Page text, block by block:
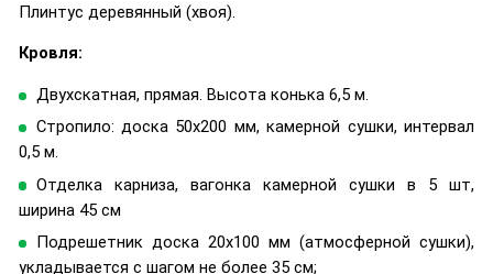
Плинтус деревянный (хвоя).
Кровля:
Двухскатная, прямая. Высота конька 6,5 м.
Стропило: доска 50х200 мм, камерной сушки, интервал
0,5 м.
Отделка карниза, вагонка камерной сушки в 5 шт,
ширина 45 см
Подрешетник доска 20х100 мм (атмосферной сушки),
укладывается с шагом не более 35 см;